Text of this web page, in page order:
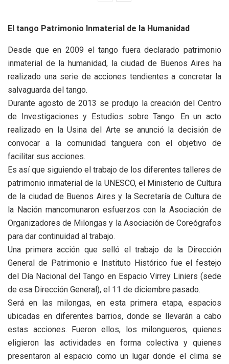
El tango Patrimonio Inmaterial de la Humanidad
Desde que en 2009 el tango fuera declarado patrimonio
inmaterial de la humanidad, la ciudad de Buenos Aires ha
realizado una serie de acciones tendientes a concretar la
salvaguarda del tango.
Durante agosto de 2013 se produjo la creación del Centro
de Investigaciones y Estudios sobre Tango. En un acto
realizado en la Usina del Arte se anunció la decisión de
convocar a la comunidad tanguera con el objetivo de
facilitar sus acciones.
Es así que siguiendo el trabajo de los diferentes talleres de
patrimonio inmaterial de la UNESCO, el Ministerio de Cultura
de la ciudad de Buenos Aires y la Secretaría de Cultura de
la Nación mancomunaron esfuerzos con la Asociación de
Organizadores de Milongas y la Asociación de Coreógrafos
para dar continuidad al trabajo.
Una primera acción que selló el trabajo de la Dirección
General de Patrimonio e Instituto Histórico fue el festejo
del Día Nacional del Tango en Espacio Virrey Liniers (sede
de esa Dirección General), el 11 de diciembre pasado.
Será en las milongas, en esta primera etapa, espacios
ubicadas en diferentes barrios, donde se llevarán a cabo
estas acciones. Fueron ellos, los milongueros, quienes
eligieron las actividades en forma colectiva y quienes
presentaron al espacio como un lugar donde el clima se